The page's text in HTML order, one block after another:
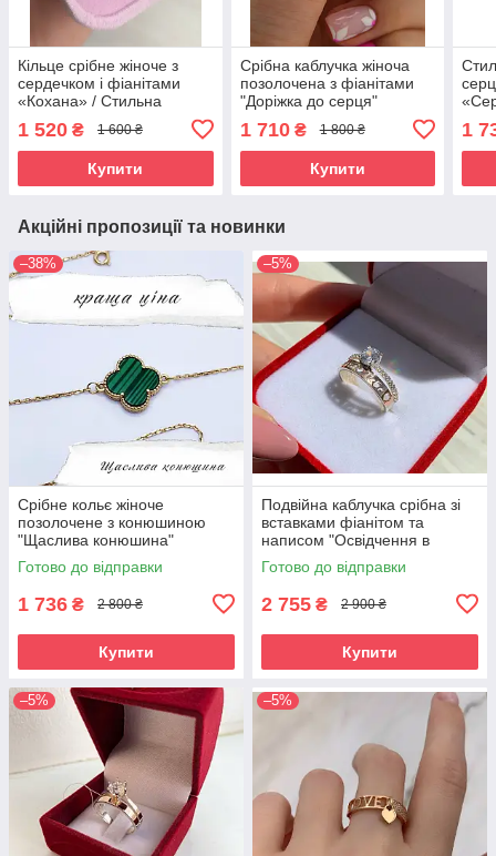
Кільце срібне жіноче з
сердечком і фіанітами
«Кохана» / Стильна
проби
1 520 ₴ 1 600 ₴
Купити
Срібна каблучка жіноча
позолочена з фіанітами
"Доріжка до серця"
срібло 925 проби
1 710₴ 1 800 ₴
Купити
1
Акційні пропозиції та новинки
–38%
Срібне кольє жіноче
позолочене з конюшиною
"Щаслива конюшина"
Ланцюжок з кулоном зі срібла
Готово до відправки
1 736 ₴ 2 800 ₴
Купити
–5%
Подвійна каблучка срібна зі
вставками фіанітом та
написом "Освідчення в
коханні" Перстень з фіанітом
Готово до відправки
2 755 ₴ 2 900 ₴
Купити
–5% –5%